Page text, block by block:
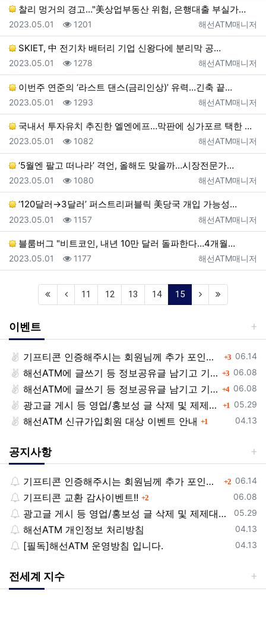
찰리 멍거의 경고…"美상업부동산 위험, 은행대출 부실가…
등록자
해선ATM매니저
등록일
2023.05.01 조회
1201
SKIET, 中 전기차 배터리 기업 신왕다에 분리막 공…
등록자
해선ATM매니저
등록일
2023.05.01 조회
1278
이번주 연준의 ‘라스트 댄스(금리인상)’ 유력…긴축 끝…
등록자
해선ATM매니저
등록일
2023.05.01 조회
1293
국내서 투자유치 추진한 엘엔에프…막판에 싱가포르 택한 …
등록자
해선ATM매니저
등록일
2023.05.01 조회
1082
‘5월엔 팔고 떠나라’ 격언, 올해도 맞을까…시장전문가…
등록자
해선ATM매니저
등록일
2023.05.01 조회
1080
‘120달러→3달러’ 퍼스트리퍼블릭 美당국 개입 가능성…
등록자
해선ATM매니저
등록일
2023.05.01 조회
1157
블룸버그 "비트코인, 내년 10만 달러 돌파한다…4개월…
등록자
해선ATM매니저
등록일
2023.05.01 조회
1177
11 12 13 14 15(current)
이벤트
등록일
06.14
기프티콘 인증해주시는 회원님께 추가 포인트 쏩니다!! 3댓글
등록일
06.08
해선ATM에 글쓰기 등 정보공유글 남기고 기프티콘 받자! 3댓글
등록일
06.08
해선ATM에 글쓰기 등 정보공유글 남기고 기프티콘 받자! 4댓글
등록일
05.29
광고글 게시 등 영업/홍보성 글 삭제 및 제제대상입니다. 1댓글
등록일
04.13
해선ATM 신규가입회원 대상 이벤트 안내 1
공지사항
등록일
06.14
기프티콘 인증해주시는 회원님께 추가 포인트 쏩니다!! 2댓글
등록일
06.08
기프티콘 교환 감사이벤트!! 2댓글
등록일
05.29
광고글 게시 등 영업/홍보성 글 삭제 및 제제대상입니다.
등록일
04.13
해선ATM 개인정보 처리방침
등록일
04.13
[필독]해선ATM 운영방침 입니다.
전세계 지수